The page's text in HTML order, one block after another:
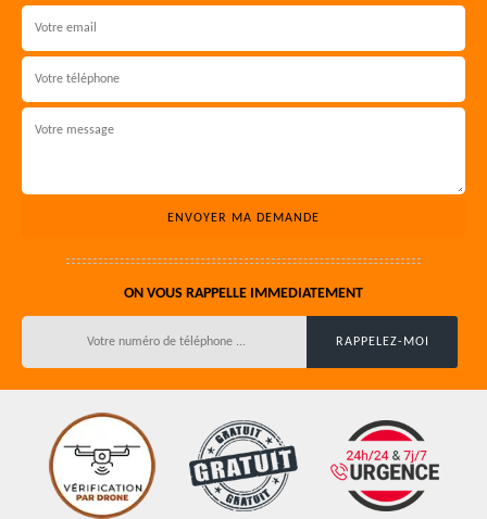
ON VOUS RAPPELLE IMMEDIATEMENT